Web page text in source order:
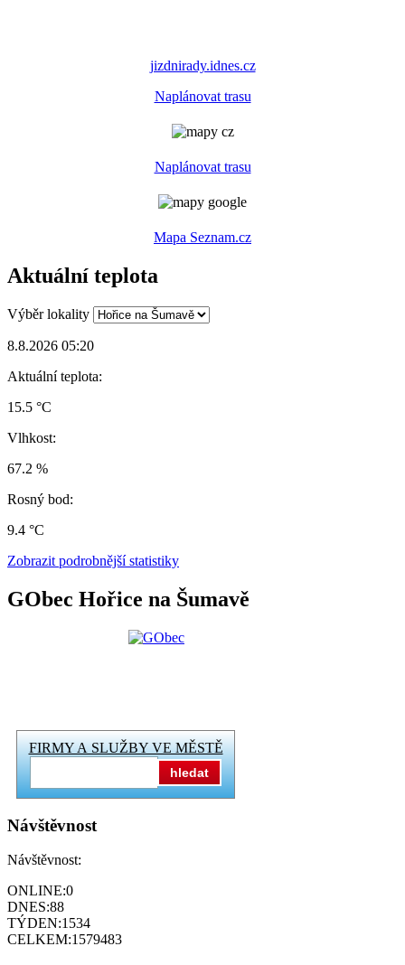
jizdnirady.idnes.cz
Naplánovat trasu
Naplánovat trasu
Mapa Seznam.cz
Aktuální teplota
Výběr lokality
8.8.2026 05:20
Aktuální teplota:
15.5 °C
Vlhkost:
67.2 %
Rosný bod:
9.4 °C
Zobrazit podrobnější statistiky
GObec Hořice na Šumavě
FIRMY A SLUŽBY VE MĚSTĚ
hledat
Návštěvnost
Návštěvnost:
ONLINE:0
DNES:88
TÝDEN:1534
CELKEM:1579483